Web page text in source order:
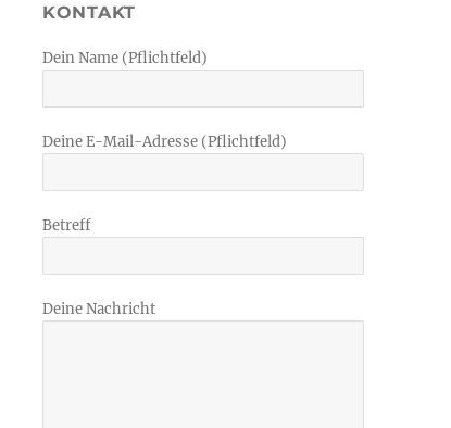
KONTAKT
Dein Name (Pflichtfeld)
Deine E-Mail-Adresse (Pflichtfeld)
Betreff
Deine Nachricht